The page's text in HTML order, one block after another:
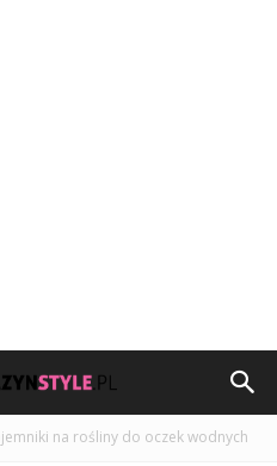
na rośliny do oczek wodnych